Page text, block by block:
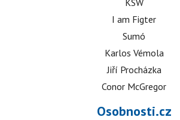
KSW
I am Figter
Sumó
Karlos Vémola
Jiří Procházka
Conor McGregor
Osobnosti.cz